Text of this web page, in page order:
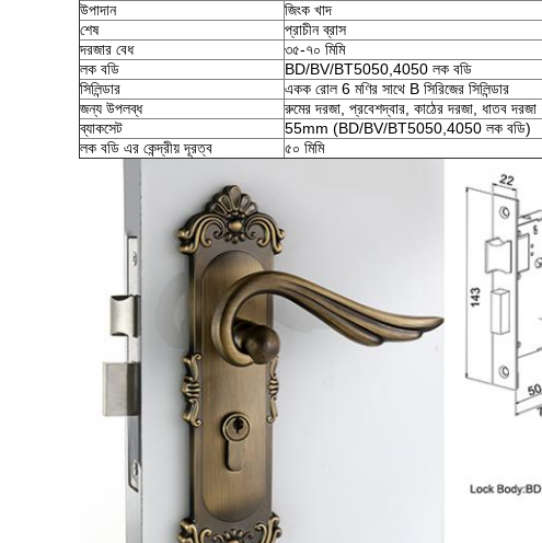
উপাদান
জিংক খাদ
শেষ
প্রাচীন ব্রাস
দরজার বেধ
৩৫-৭০ মিমি
লক বডি
BD/BV/BT5050,4050 লক বডি
সিলিন্ডার
একক রোল 6 মণির সাথে B সিরিজের সিলিন্ডার
জন্য উপলব্ধ
রুমের দরজা, প্রবেশদ্বার, কাঠের দরজা, ধাতব দরজা
ব্যাকসেট
55mm (BD/BV/BT5050,4050 লক বডি)
লক বডি এর কেন্দ্রীয় দূরত্ব
৫০ মিমি